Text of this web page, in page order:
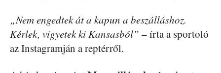
„Nem engedtek át a kapun a beszálláshoz.
Kérlek, vigyetek ki Kansasból” – írta a sportoló
az Instagramján a reptérről.